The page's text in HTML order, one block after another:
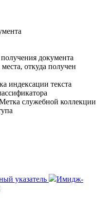
документа
откуда получен
индексации текста
служебной коллекции
указатель
Имидж-